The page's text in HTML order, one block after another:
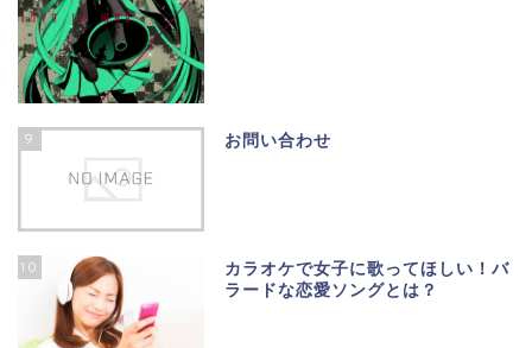
9 お問い合わせ
10
カラオケで女子に歌ってほしい！バ
ラードな恋愛ソングとは？